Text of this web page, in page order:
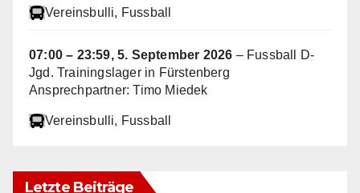
Vereinsbulli, Fussball
07:00 – 23:59,5. September 2026 – Fussball D-
Jgd. Trainingslager in Fürstenberg
Ansprechpartner: Timo Miedek
Vereinsbulli, Fussball
Letzte Beiträge